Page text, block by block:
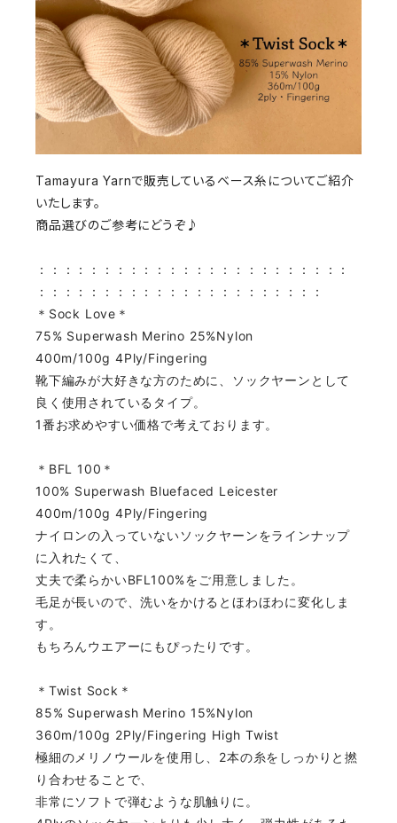
Tamayura Yarnで販売しているベース糸についてご紹介
いたします。
商品選びのご参考にどうぞ♪
：：：：：：：：：：：：：：：：：：：：：：：：
：：：：：：：：：：：：：：：：：：：：：：
＊Sock Love＊
75% Superwash Merino 25%Nylon
400m/100g 4Ply/Fingering
靴下編みが大好きな方のために、ソックヤーンとして
良く使用されているタイプ。
1番お求めやすい価格で考えております。
＊BFL 100＊
100% Superwash Bluefaced Leicester
400m/100g 4Ply/Fingering
ナイロンの入っていないソックヤーンをラインナップ
に入れたくて、
丈夫で柔らかいBFL100%をご用意しました。
毛足が長いので、洗いをかけるとほわほわに変化しま
す。
もちろんウエアーにもぴったりです。
＊Twist Sock＊
85% Superwash Merino 15%Nylon
360m/100g 2Ply/Fingering High Twist
極細のメリノウールを使用し、2本の糸をしっかりと撚
り合わせることで、
非常にソフトで弾むような肌触りに。